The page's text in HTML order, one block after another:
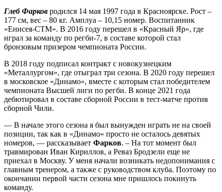
Глеб Фарков родился 14 мая 1997 года в Красноярске. Рост –
177 см, вес – 80 кг. Амплуа – 10,15 номер. Воспитанник
«Енисея-СТМ». В 2016 году перешел в «Красный Яр», где
играл за команду по регби-7, в составе которой стал
бронзовым призером чемпионата России.
В 2018 году подписал контракт с новокузнецким
«Металлургом», где отыграл три сезона. В 2020 году перешел
в московское «Динамо», вместе с которым стал победителем
чемпионата Высшей лиги по регби. В конце 2021 года
дебютировал в составе сборной России в тест-матче против
сборной Чили.
— В начале этого сезона я был вынужден играть не на своей
позиции, так как в «Динамо» просто не осталось девятых
номеров, — рассказывает Фарков. – На тот момент был
травмирован Иван Кириллов, а Реваз Бродзели еще не
приехал в Москву. У меня начали возникать недопонимания с
главным тренером, а также с руководством клуба. Поэтому по
окончании первой части сезона мне пришлось покинуть
команду.